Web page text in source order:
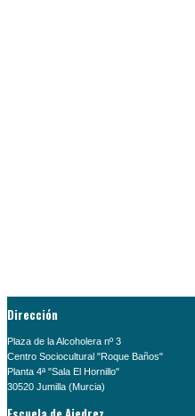
Dirección
Plaza de la Alcoholera nº 3
Centro Sociocultural "Roque Baños"
Planta 4ª "Sala El Hornillo"
30520 Jumilla (Murcia)